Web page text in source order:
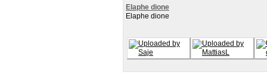
Elaphe dione
Elaphe dione